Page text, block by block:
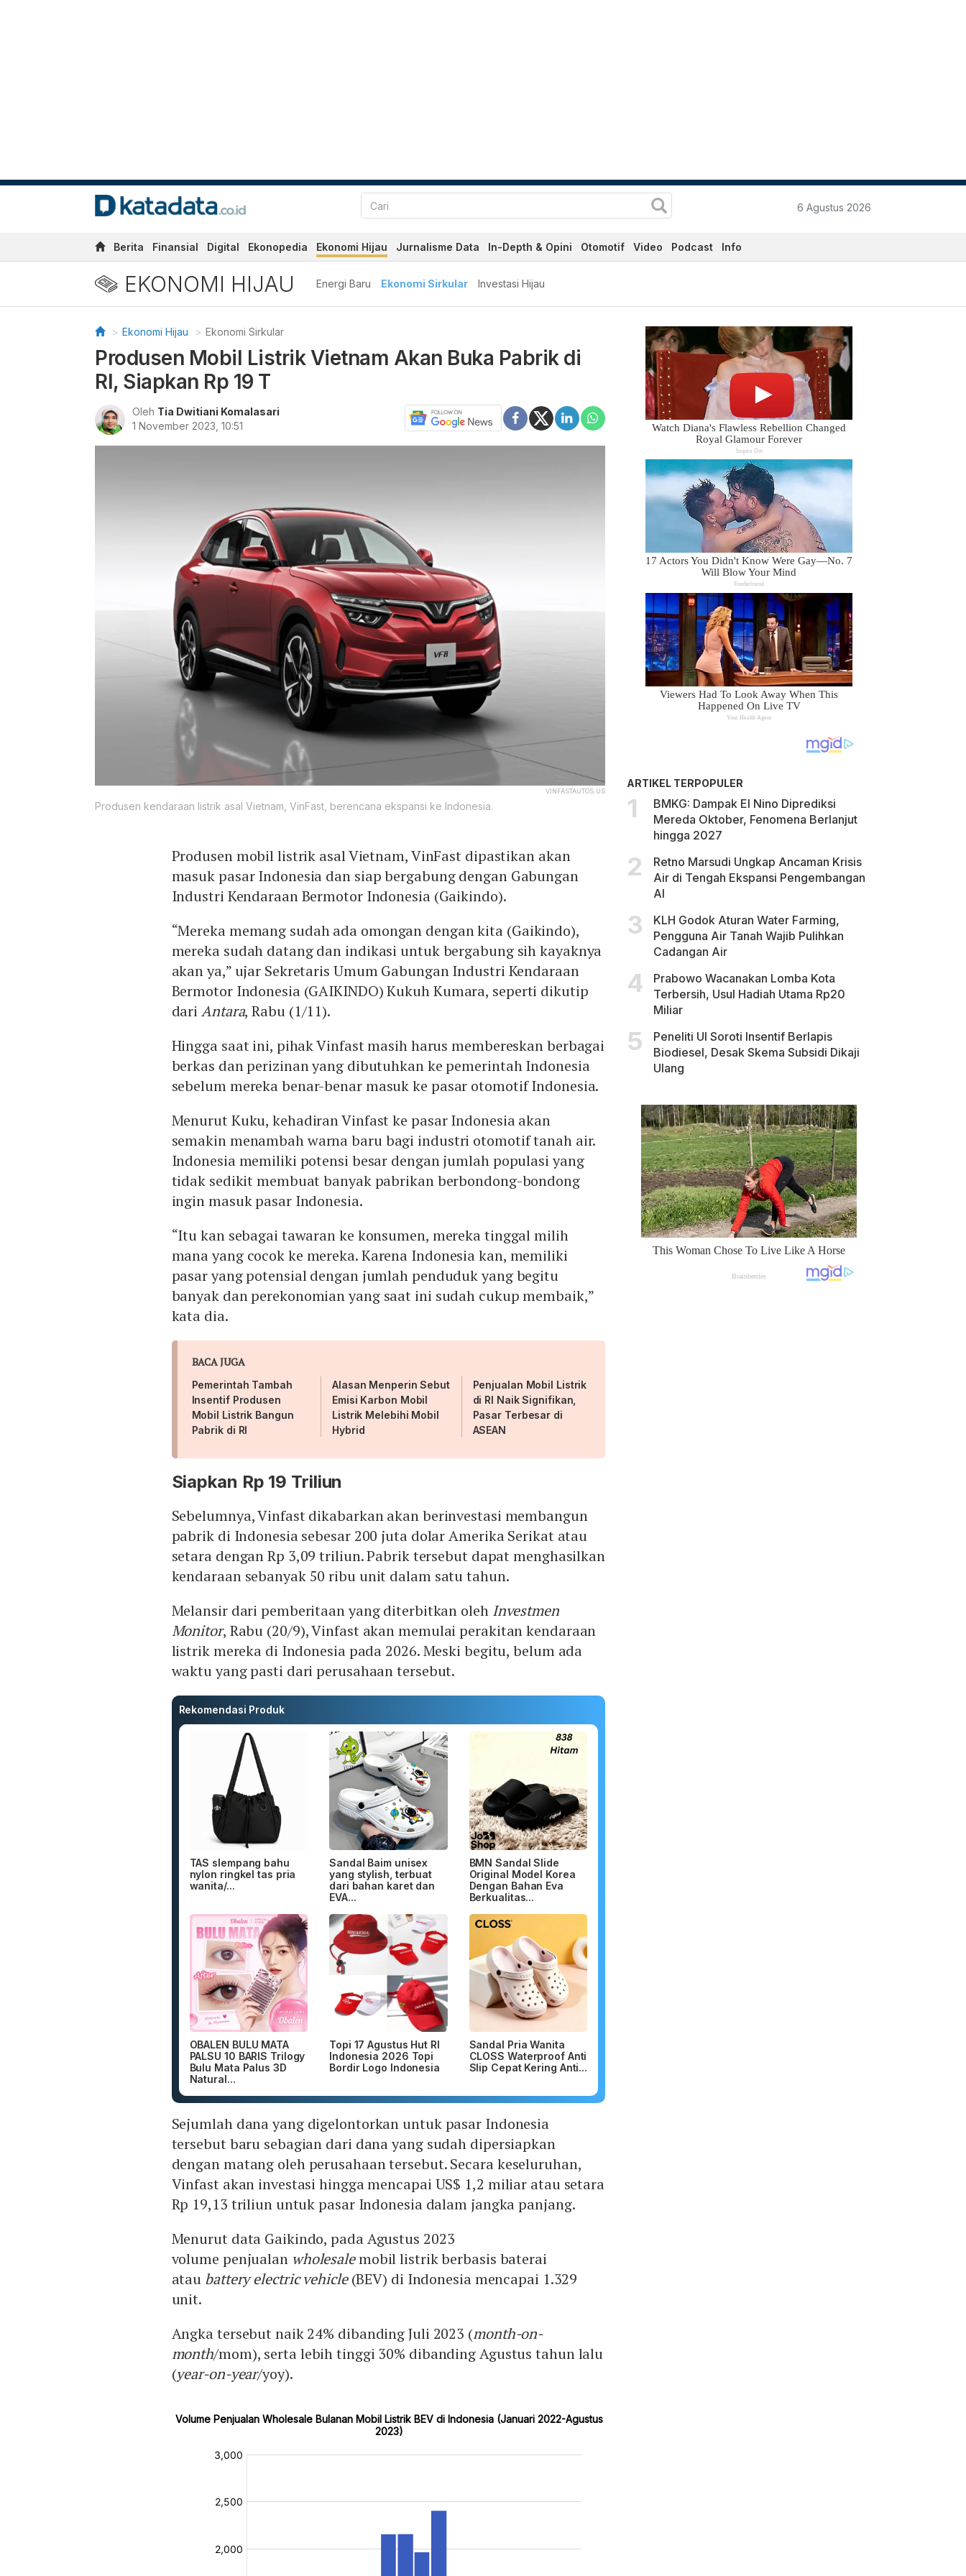
6 Agustus 2026
Berita Finansial Digital Ekonopedia Ekonomi Hijau Jurnalisme Data In-Depth & Opini Otomotif Video Podcast Info
EKONOMI HIJAU Energi Baru Ekonomi Sirkular Investasi Hijau
Ekonomi Hijau Ekonomi Sirkular
Produsen Mobil Listrik Vietnam Akan Buka Pabrik di
RI, Siapkan Rp 19 T
Oleh Tia Dwitiani Komalasari
1 November 2023, 10:51
VINFASTAUTOS.US
Produsen kendaraan listrik asal Vietnam, VinFast, berencana ekspansi ke Indonesia.
Produsen mobil listrik asal Vietnam, VinFast dipastikan akan
masuk pasar Indonesia dan siap bergabung dengan Gabungan
Industri Kendaraan Bermotor Indonesia (Gaikindo).
“Mereka memang sudah ada omongan dengan kita (Gaikindo),
mereka sudah datang dan indikasi untuk bergabung sih kayaknya
akan ya,” ujar Sekretaris Umum Gabungan Industri Kendaraan
Bermotor Indonesia (GAIKINDO) Kukuh Kumara, seperti dikutip
dari Antara, Rabu (1/11).
Hingga saat ini, pihak Vinfast masih harus membereskan berbagai
berkas dan perizinan yang dibutuhkan ke pemerintah Indonesia
sebelum mereka benar-benar masuk ke pasar otomotif Indonesia.
Menurut Kuku, kehadiran Vinfast ke pasar Indonesia akan
semakin menambah warna baru bagi industri otomotif tanah air.
Indonesia memiliki potensi besar dengan jumlah populasi yang
tidak sedikit membuat banyak pabrikan berbondong-bondong
ingin masuk pasar Indonesia.
“Itu kan sebagai tawaran ke konsumen, mereka tinggal milih
mana yang cocok ke mereka. Karena Indonesia kan, memiliki
pasar yang potensial dengan jumlah penduduk yang begitu
banyak dan perekonomian yang saat ini sudah cukup membaik,”
kata dia.
BACA JUGA
Pemerintah Tambah
Insentif Produsen
Mobil Listrik Bangun
Pabrik di RI
Alasan Menperin Sebut
Emisi Karbon Mobil
Listrik Melebihi Mobil
Hybrid
Penjualan Mobil Listrik
di RI Naik Signifikan,
Pasar Terbesar di
ASEAN
Siapkan Rp 19 Triliun
Sebelumnya, Vinfast dikabarkan akan berinvestasi membangun
pabrik di Indonesia sebesar 200 juta dolar Amerika Serikat atau
setara dengan Rp 3,09 triliun. Pabrik tersebut dapat menghasilkan
kendaraan sebanyak 50 ribu unit dalam satu tahun.
Melansir dari pemberitaan yang diterbitkan olehInvestmen
Monitor, Rabu (20/9), Vinfast akan memulai perakitan kendaraan
listrik mereka di Indonesia pada 2026. Meski begitu, belum ada
waktu yang pasti dari perusahaan tersebut.
Rekomendasi Produk
TAS slempang bahu
nylon ringkel tas pria
wanita/...
Sandal Baim unisex
yang stylish, terbuat
dari bahan karet dan
EVA...
BMN Sandal Slide
Original Model Korea
Dengan Bahan Eva
Berkualitas...
OBALEN BULU MATA
PALSU 10 BARIS Trilogy
Bulu Mata Palus 3D
Natural...
Topi 17 Agustus Hut RI
Indonesia 2026 Topi
Bordir Logo Indonesia
Sandal Pria Wanita
CLOSS Waterproof Anti
Slip Cepat Kering Anti...
Sejumlah dana yang digelontorkan untuk pasar Indonesia
tersebut baru sebagian dari dana yang sudah dipersiapkan
dengan matang oleh perusahaan tersebut. Secara keseluruhan,
Vinfast akan investasi hingga mencapai US$ 1,2 miliar atau setara
Rp 19,13 triliun untuk pasar Indonesia dalam jangka panjang.
Menurut data Gaikindo, pada Agustus 2023
volume penjualan wholesalemobil listrik berbasis baterai
atau battery electric vehicle(BEV) di Indonesia mencapai 1.329
unit.
Angka tersebut naik 24% dibanding Juli 2023 (month-on-
month/mom), serta lebih tinggi 30% dibanding Agustus tahun lalu
(year-on-year/yoy).
ARTIKEL TERPOPULER
BMKG: Dampak El Nino Diprediksi
Mereda Oktober, Fenomena Berlanjut
hingga 2027
Retno Marsudi Ungkap Ancaman Krisis
Air di Tengah Ekspansi Pengembangan
AI
KLH Godok Aturan Water Farming,
Pengguna Air Tanah Wajib Pulihkan
Cadangan Air
Prabowo Wacanakan Lomba Kota
Terbersih, Usul Hadiah Utama Rp20
Miliar
Peneliti UI Soroti Insentif Berlapis
Biodiesel, Desak Skema Subsidi Dikaji
Ulang